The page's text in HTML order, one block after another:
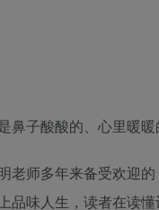
鼻子酸酸的、心里暖暖
老师多年来备受欢迎
品味人生，读者在读